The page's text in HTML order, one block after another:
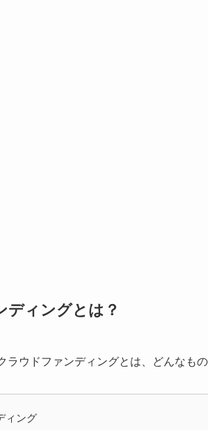
ディングとは？
ラウドファンディングとは、どんなも
ィング